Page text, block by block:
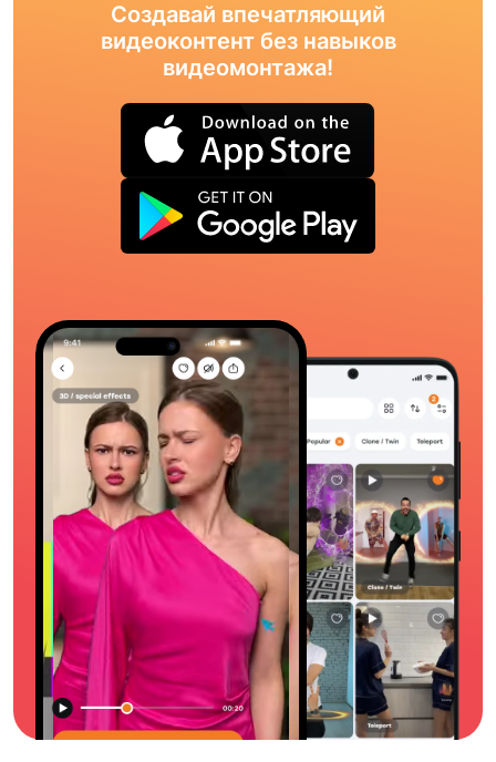
Создавай впечатляющий
видеоконтент без навыков
видеомонтажа!